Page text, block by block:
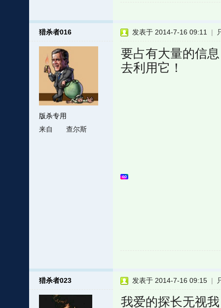
猎杀者016
版杀专用
来自
查尔斯
发表于 2014-7-16 09:11 |
要占有大量的信
去利用它！
猎杀者023 发表于 2014-7-16 09:15 |
我爱的探长无视